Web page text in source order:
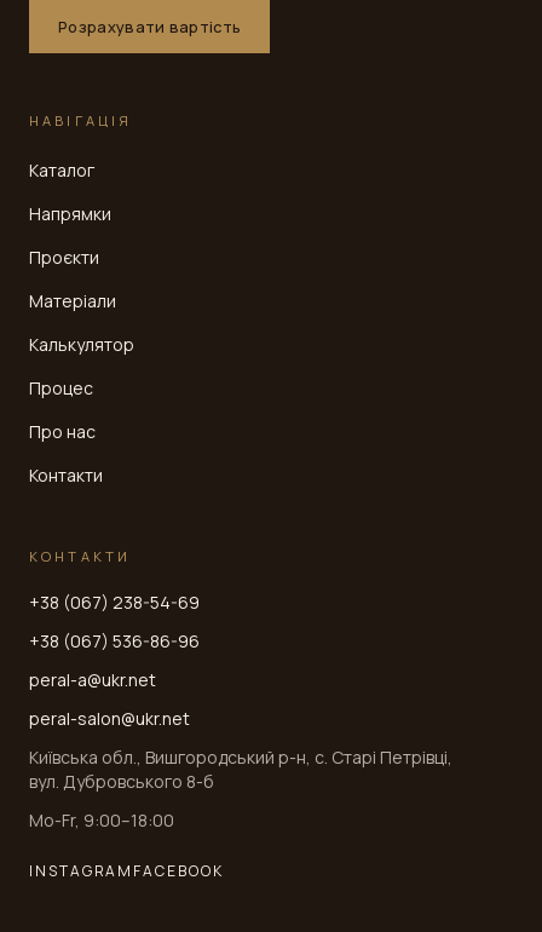
Розрахувати вартість
НАВІГАЦІЯ
Каталог
Напрямки
Проєкти
Матеріали
Калькулятор
Процес
Про нас
Контакти
КОНТАКТИ
+38 (067) 238-54-69
+38 (067) 536-86-96
peral-a@ukr.net
peral-salon@ukr.net
Київська обл., Вишгородський р-н, с. Старі Петрівці,
вул. Дубровського 8-б
Mo-Fr, 9:00–18:00
INSTAGRAM FACEBOOK